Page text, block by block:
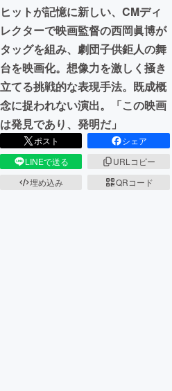
CAMPFIRE for Social Good
CAMPFIREふるさと納税
ヒットが記憶に新しい、CMディ
レクターで映画監督の西岡眞博が
タッグを組み、劇団子供鉅人の舞
台を映画化。想像力を激しく掻き
立てる挑戦的な表現手法。既成概
念に捉われない演出。「この映画
は発見であり、発明だ」
ポスト
シェア
LINEで送る
URLコピー
埋め込み
QRコード